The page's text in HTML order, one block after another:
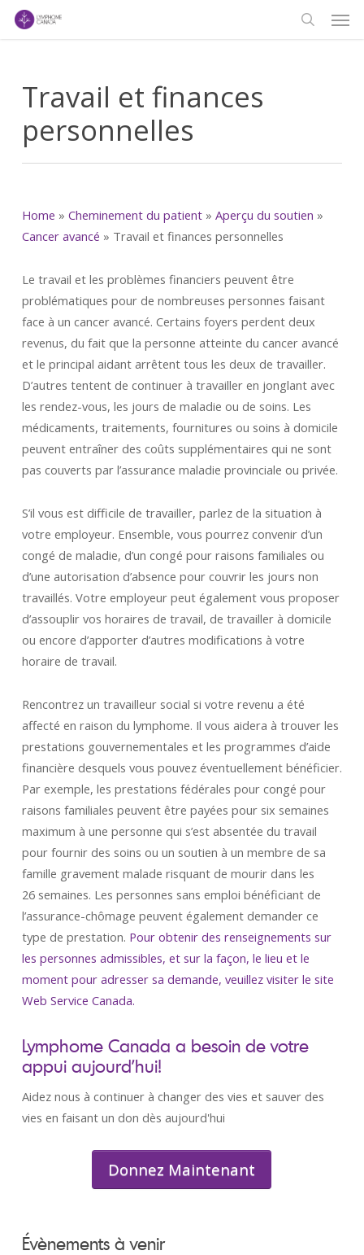
Skip
Travail et finances
personnelles
Home » Cheminement du patient» Aperçu du soutien »
Cancer avancé » Travail et finances personnelles
Le travail et les problèmes financiers peuvent être
problématiques pour de nombreuses personnes faisant
face à un cancer avancé. Certains foyers perdent deux
revenus, du fait que la personne atteinte du cancer avancé
et le principal aidant arrêtent tous les deux de travailler.
D’autres tentent de continuer à travailler en jonglant avec
les rendez-vous, les jours de maladie ou de soins. Les
médicaments, traitements, fournitures ou soins à domicile
peuvent entraîner des coûts supplémentaires qui ne sont
pas couverts par l’assurance maladie provinciale ou privée.
S’il vous est difficile de travailler, parlez de la situation à
votre employeur. Ensemble, vous pourrez convenir d’un
congé de maladie, d’un congé pour raisons familiales ou
d’une autorisation d’absence pour couvrir les jours non
travaillés. Votre employeur peut également vous proposer
d’assouplir vos horaires de travail, de travailler à domicile
ou encore d’apporter d’autres modifications à votre
horaire de travail.
Rencontrez un travailleur social si votre revenu a été
affecté en raison du lymphome. Il vous aidera à trouver les
prestations gouvernementales et les programmes d’aide
financière desquels vous pouvez éventuellement bénéficier.
Par exemple, les prestations fédérales pour congé pour
raisons familiales peuvent être payées pour six semaines
maximum à une personne qui s’est absentée du travail
pour fournir des soins ou un soutien à un membre de sa
famille gravement malade risquant de mourir dans les
26 semaines. Les personnes sans emploi bénéficiant de
l’assurance-chômage peuvent également demander ce
type de prestation. Pour obtenir des renseignements sur
les personnes admissibles, et sur la façon, le lieu et le
moment pour adresser sa demande, veuillez visiter le site
Web Service Canada.
Lymphome Canada a besoin de votre
appui aujourd’hui!
Aidez nous à continuer à changer des vies et sauver des
vies en faisant un don dès aujourd'hui
Donnez Maintenant
Évènements à venir